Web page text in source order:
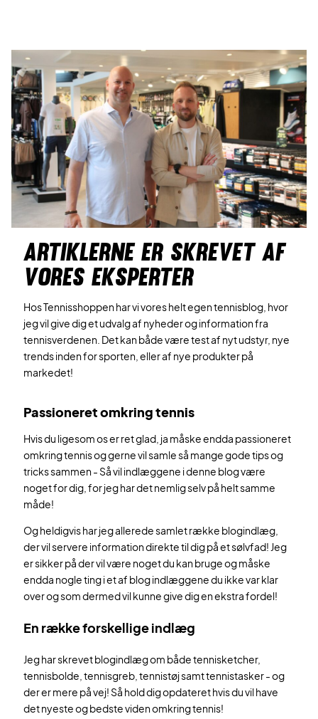
ARTIKLERNE ER SKREVET AF
VORES EKSPERTER
Hos Tennisshoppen har vi vores helt egen tennisblog, hvor
jeg vil give dig et udvalg af nyheder og information fra
tennisverdenen. Det kan både være test af nyt udstyr, nye
trends inden for sporten, eller af nye produkter på
markedet!
Passioneret omkring tennis
Hvis du ligesom os er ret glad, ja måske endda passioneret
omkring tennis og gerne vil samle så mange gode tips og
tricks sammen - Så vil indlæggene i denne blog være
noget for dig, for jeg har det nemlig selv på helt samme
måde!
Og heldigvis har jeg allerede samlet række blogindlæg,
der vil servere information direkte til dig på et sølvfad! Jeg
er sikker på der vil være noget du kan bruge og måske
endda nogle ting i et af blog indlæggene du ikke var klar
over og som dermed vil kunne give dig en ekstra fordel!
En række forskellige indlæg
Jeg har skrevet blogindlæg om både tennisketcher,
tennisbolde, tennisgreb, tennistøj samt tennistasker - og
der er mere på vej! Så hold dig opdateret hvis du vil have
det nyeste og bedste viden omkring tennis!